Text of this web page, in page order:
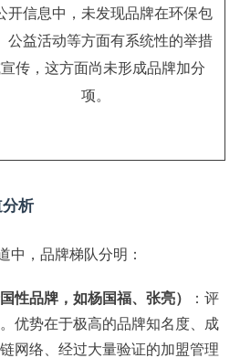
开信息中，未发现品牌在环保包
公益活动等方面有系统性的举措
传，这方面尚未形成品牌加分
项。
析
中，品牌梯队分明：
性品牌，如杨国福、张亮）
：评
优势在于极高的品牌知名度、成
网络、经过大量验证的加盟管理